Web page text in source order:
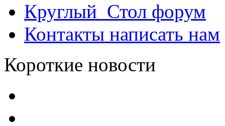
Круглый_Стол форум
Контакты написать нам
Короткие новости